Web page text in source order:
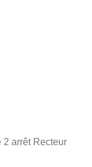
2 arrêt Recteur